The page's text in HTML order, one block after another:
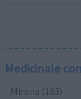
Medicinale
Mirena (183)